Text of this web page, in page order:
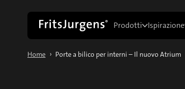
Prodotti Ispirazione
Home › Porte a bilico per interni – Il nuovo Atrium